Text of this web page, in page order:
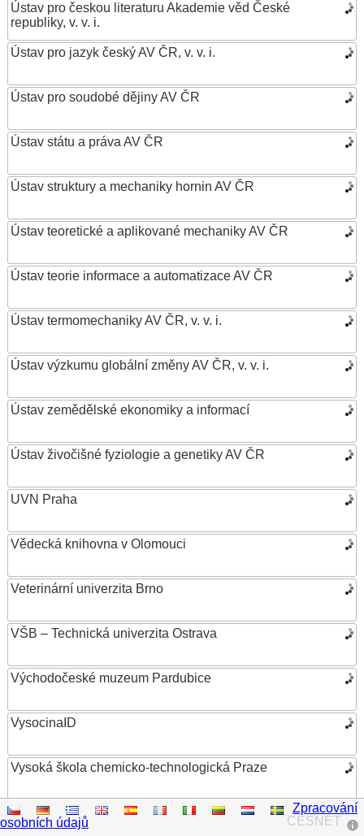
Ústav pro českou literaturu Akademie věd České
republiky, v. v. i.
Ústav pro jazyk český AV ČR, v. v. i.
Ústav pro soudobé dějiny AV ČR
Ústav státu a práva AV ČR
Ústav struktury a mechaniky hornin AV ČR
Ústav teoretické a aplikované mechaniky AV ČR
Ústav teorie informace a automatizace AV ČR
Ústav termomechaniky AV ČR, v. v. i.
Ústav výzkumu globální změny AV ČR, v. v. i.
Ústav zemědělské ekonomiky a informací
Ústav živočišné fyziologie a genetiky AV ČR
UVN Praha
Vědecká knihovna v Olomouci
Veterinární univerzita Brno
VŠB – Technická univerzita Ostrava
Východočeské muzeum Pardubice
VysocinaID
Vysoká škola chemicko-technologická Praze
Vysoká škola ekonomická v Praze
CESNET
Zpracování
osobních údajů